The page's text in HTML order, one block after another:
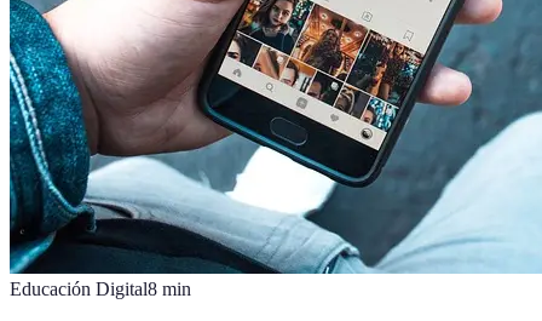
Educación Digital8 min